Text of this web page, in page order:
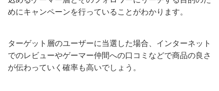
めにキャンペーンを行っていることがわかります。
ターゲット層のユーザーに当選した場合、インターネット
でのレビューやゲーマー仲間への口コミなどで商品の良さ
が伝わっていく確率も高いでしょう。